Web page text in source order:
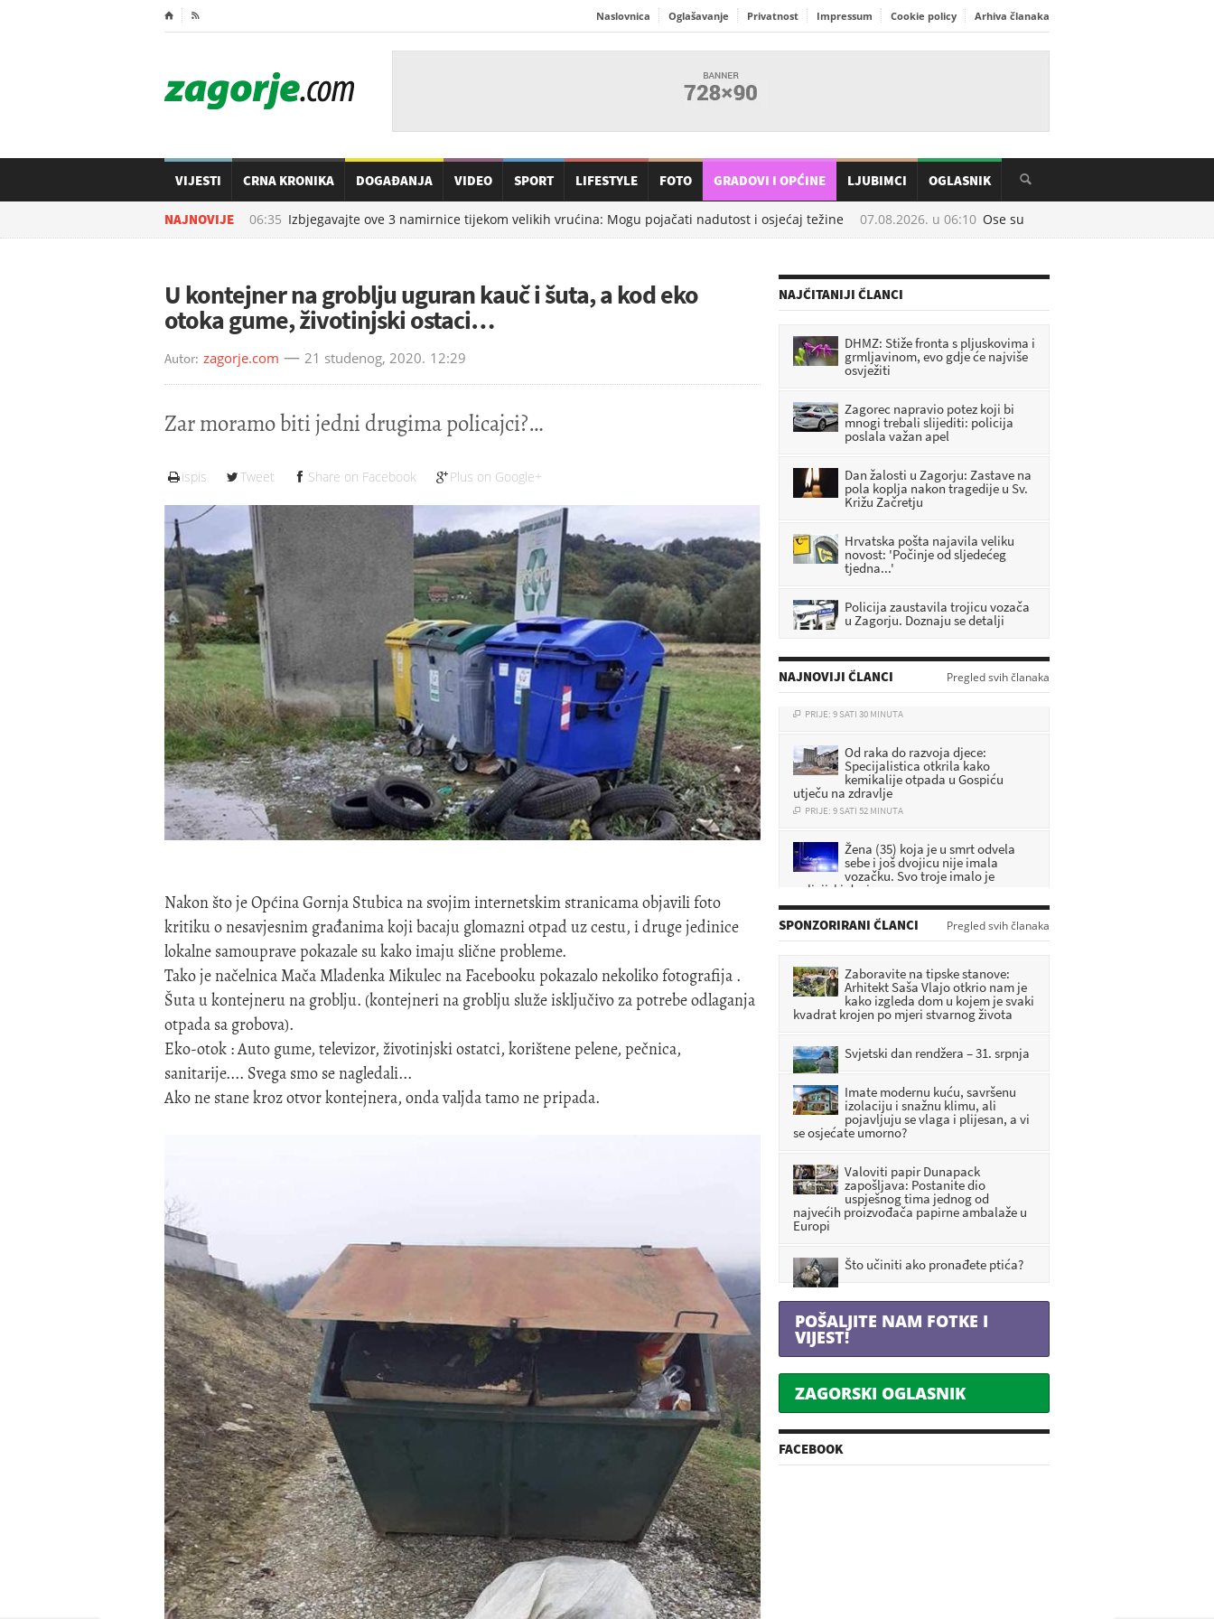
⌂  Naslovnica Oglašavanje Privatnost Impressum Cookie policy Arhiva članaka
VIJESTI CRNA KRONIKA DOGAĐANJA VIDEO SPORT LIFESTYLE FOTO GRADOVI I OPĆINE LJUBIMCI OGLASNIK
NAJNOVIJE
07.08.2026. u06:35 Izbjegavajte ove 3 namirnice tijekom velikih vrućina: Mogu pojačati nadutost i osjećaj težine 07.08.2026. u06:10 Ose su najaktivnije u kolovozu: Prirodni
U kontejner na groblju uguran kauč i šuta, a kod eko
otoka gume, životinjski ostaci…
Autor: zagorje.com 21 studenog, 2020. 12:29
Zar moramo biti jedni drugima policajci?
ispis Tweet Share on Facebook Plus on Google+
Nakon što je Općina Gornja Stubica na svojim internetskim stranicama objavili foto
kritiku o nesavjesnim građanima koji bacaju glomazni otpad uz cestu, i druge jedinice
lokalne samouprave pokazale su kako imaju slične probleme.
Tako je načelnica Mača Mladenka Mikulec na Facebooku pokazalo nekoliko fotografija .
Šuta u kontejneru na groblju. (kontejneri na groblju služe isključivo za potrebe odlaganja
otpada sa grobova).
Eko-otok : Auto gume, televizor, životinjski ostatci, korištene pelene, pečnica,
sanitarije.... Svega smo se nagledali...
Ako ne stane kroz otvor kontejnera, onda valjda tamo ne pripada.
NAJČITANIJI ČLANCI
DHMZ: Stiže fronta s pljuskovima i
grmljavinom, evo gdje će najviše
osvježiti
Zagorec napravio potez koji bi
mnogi trebali slijediti: policija
poslala važan apel
Dan žalosti u Zagorju: Zastave na
pola koplja nakon tragedije u Sv.
Križu Začretju
Hrvatska pošta najavila veliku
novost: 'Počinje od sljedećeg
tjedna...'
Policija zaustavila trojicu vozača
u Zagorju. Doznaju se detalji
NAJNOVIJI ČLANCI Pregled svih članaka
Od raka do razvoja djece:
kemikalije otpada u Gospiću
utječu na zdravlje
PRIJE: 9 SATI 52 MINUTA
Žena (35) koja je u smrt odvela
vozačku. Svo troje imalo je
policijski dosje
PRIJE: 10 SATI 13 MINUTA
DA SE NE ZABORAVI: U Pregradi
predstavljena knjiga o zagorskim
braniteljima
[FOTO] Umjetnost, priče i
tradicija obilježili vikend u
Radoboju
grmljavinom, evo gdje će najviše
osvježiti
PRIJE: 9 SATI 30 MINUTA
SPONZORIRANI ČLANCI Pregled svih članaka
Zaboravite na tipske stanove:
Arhitekt Saša Vlajo otkrio nam je
kako izgleda dom u kojem je svaki
kvadrat krojen po mjeri stvarnog života
Svjetski dan rendžera – 31. srpnja
Imate modernu kuću, savršenu
izolaciju i snažnu klimu, ali
pojavljuju se vlaga i plijesan, a vi
se osjećate umorno?
Valoviti papir Dunapack
zapošljava: Postanite dio
uspješnog tima jednog od
najvećih proizvođača papirne ambalaže u
Europi
Što učiniti ako pronađete ptića?
POŠALJITE NAM FOTKE I
VIJEST!
ZAGORSKI OGLASNIK
FACEBOOK